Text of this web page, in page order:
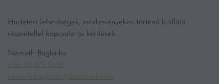
Hirdetési lehetőségek, rendezvényeken történő kiállítói
részvétellel kapcsolatos kérdések:
Németh Boglárka
+36 30 975 2652
nemeth.boglarka@kodmedia.hu